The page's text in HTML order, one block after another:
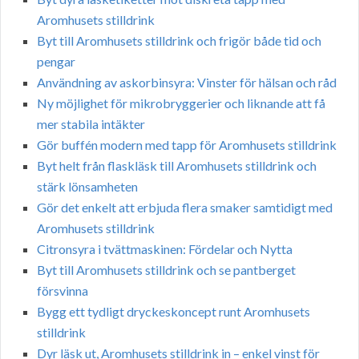
Aromhusets stilldrink
Byt till Aromhusets stilldrink och frigör både tid och
pengar
Användning av askorbinsyra: Vinster för hälsan och råd
Ny möjlighet för mikrobryggerier och liknande att få
mer stabila intäkter
Gör buffén modern med tapp för Aromhusets stilldrink
Byt helt från flaskläsk till Aromhusets stilldrink och
stärk lönsamheten
Gör det enkelt att erbjuda flera smaker samtidigt med
Aromhusets stilldrink
Citronsyra i tvättmaskinen: Fördelar och Nytta
Byt till Aromhusets stilldrink och se pantberget
försvinna
Bygg ett tydligt dryckeskoncept runt Aromhusets
stilldrink
Dyr läsk ut, Aromhusets stilldrink in – enkel vinst för